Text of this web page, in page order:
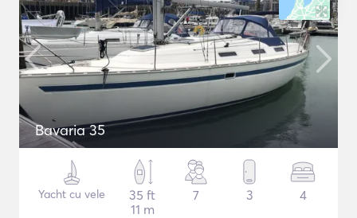
Bavaria 35
Yacht cu vele
35 ft
11 m
7 3 4